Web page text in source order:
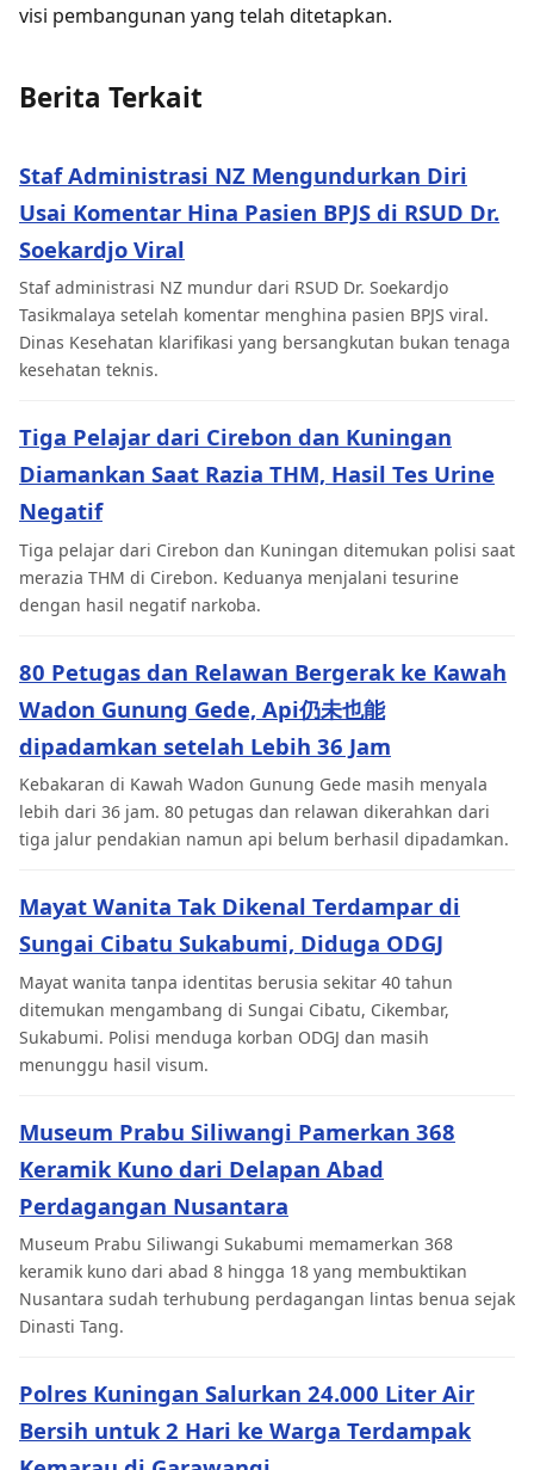
visi pembangunan yang telah ditetapkan.
Berita Terkait
Staf Administrasi NZ Mengundurkan Diri
Usai Komentar Hina Pasien BPJS di RSUD Dr.
Soekardjo Viral
Staf administrasi NZ mundur dari RSUD Dr. Soekardjo
Tasikmalaya setelah komentar menghina pasien BPJS viral.
Dinas Kesehatan klarifikasi yang bersangkutan bukan tenaga
kesehatan teknis.
Tiga Pelajar dari Cirebon dan Kuningan
Diamankan Saat Razia THM, Hasil Tes Urine
Negatif
Tiga pelajar dari Cirebon dan Kuningan ditemukan polisi saat
merazia THM di Cirebon. Keduanya menjalani tesurine
dengan hasil negatif narkoba.
80 Petugas dan Relawan Bergerak ke Kawah
Wadon Gunung Gede, Api仍未也能
dipadamkan setelah Lebih 36 Jam
Kebakaran di Kawah Wadon Gunung Gede masih menyala
lebih dari 36 jam. 80 petugas dan relawan dikerahkan dari
tiga jalur pendakian namun api belum berhasil dipadamkan.
Mayat Wanita Tak Dikenal Terdampar di
Sungai Cibatu Sukabumi, Diduga ODGJ
Mayat wanita tanpa identitas berusia sekitar 40 tahun
ditemukan mengambang di Sungai Cibatu, Cikembar,
Sukabumi. Polisi menduga korban ODGJ dan masih
menunggu hasil visum.
Museum Prabu Siliwangi Pamerkan 368
Keramik Kuno dari Delapan Abad
Perdagangan Nusantara
Museum Prabu Siliwangi Sukabumi memamerkan 368
keramik kuno dari abad 8 hingga 18 yang membuktikan
Nusantara sudah terhubung perdagangan lintas benua sejak
Dinasti Tang.
Polres Kuningan Salurkan 24.000 Liter Air
Bersih untuk 2 Hari ke Warga Terdampak